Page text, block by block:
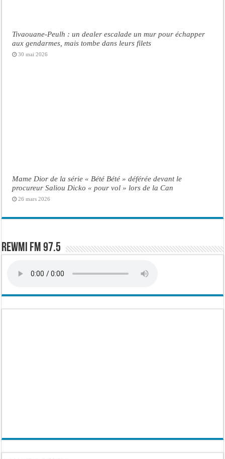
Tivaouane-Peulh : un dealer escalade un mur pour échapper
aux gendarmes, mais tombe dans leurs filets
30 mai 2026
Mame Dior de la série « Bété Bété » déférée devant le
procureur Saliou Dicko « pour vol » lors de la Can
26 mars 2026
Rewmi FM 97.5